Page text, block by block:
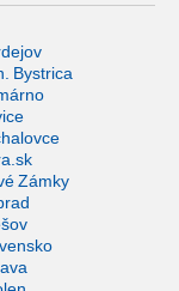
Bystrica
Zámky